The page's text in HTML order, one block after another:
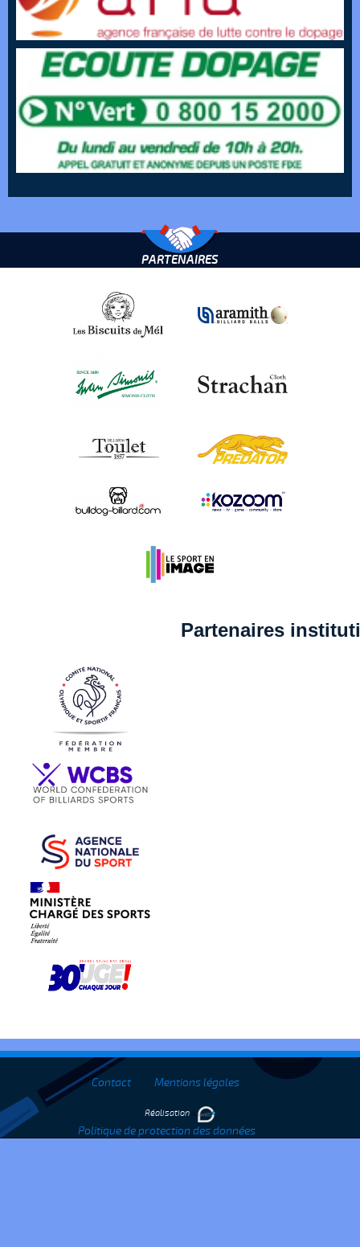
PARTENAIRES
Partenaires
Contact Mentions légales
Politique de protection des données
Réalisation